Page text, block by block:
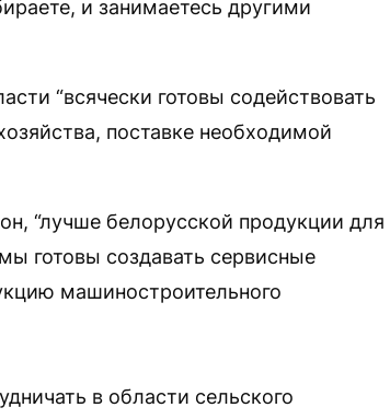
и занимаетесь другими
“всячески готовы содействовать
поставке необходимой
“лучше белорусской продукции для
готовы создавать сервисные
машиностроительного
в области сельского